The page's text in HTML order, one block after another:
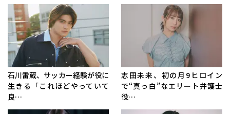
石川雷蔵、サッカー経験が役に
生きる「これほどやっていて
良…
志田未来、初の月9ヒロイン
で“真っ白”なエリート弁護士
役…